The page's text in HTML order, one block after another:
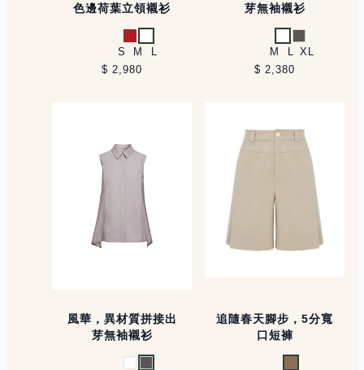
色邊荷葉立領襯衫
紅 白
S M
L
$ 2,980
芽無袖襯衫
白 灰
M L XL
$ 2,380
風華，異材質拼接出
芽無袖襯衫
追隨春天腳步，5分寬
口短褲